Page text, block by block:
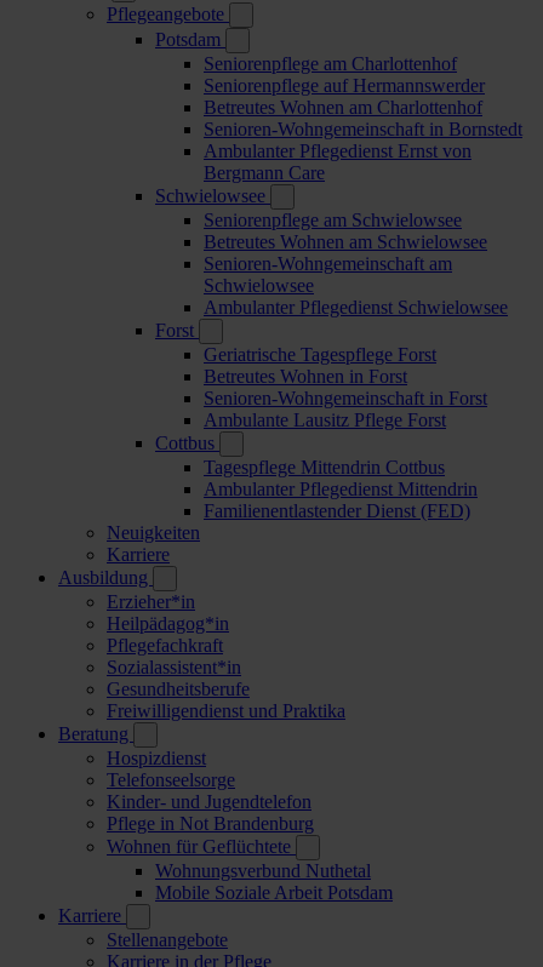
Pflegeangebote
Potsdam
Seniorenpflege am Charlottenhof
Seniorenpflege auf Hermannswerder
Betreutes Wohnen am Charlottenhof
Senioren-Wohngemeinschaft in Bornstedt
Ambulanter Pflegedienst Ernst von
Bergmann Care
Schwielowsee
Seniorenpflege am Schwielowsee
Betreutes Wohnen am Schwielowsee
Senioren-Wohngemeinschaft am
Schwielowsee
Ambulanter Pflegedienst Schwielowsee
Forst
Geriatrische Tagespflege Forst
Betreutes Wohnen in Forst
Senioren-Wohngemeinschaft in Forst
Ambulante Lausitz Pflege Forst
Cottbus
Tagespflege Mittendrin Cottbus
Ambulanter Pflegedienst Mittendrin
Familienentlastender Dienst (FED)
Neuigkeiten
Karriere
Ausbildung
Erzieher*in
Heilpädagog*in
Pflegefachkraft
Sozialassistent*in
Gesundheitsberufe
Freiwilligendienst und Praktika
Beratung
Hospizdienst
Telefonseelsorge
Kinder- und Jugendtelefon
Pflege in Not Brandenburg
Wohnen für Geflüchtete
Wohnungsverbund Nuthetal
Mobile Soziale Arbeit Potsdam
Karriere
Stellenangebote
Karriere in der Pflege